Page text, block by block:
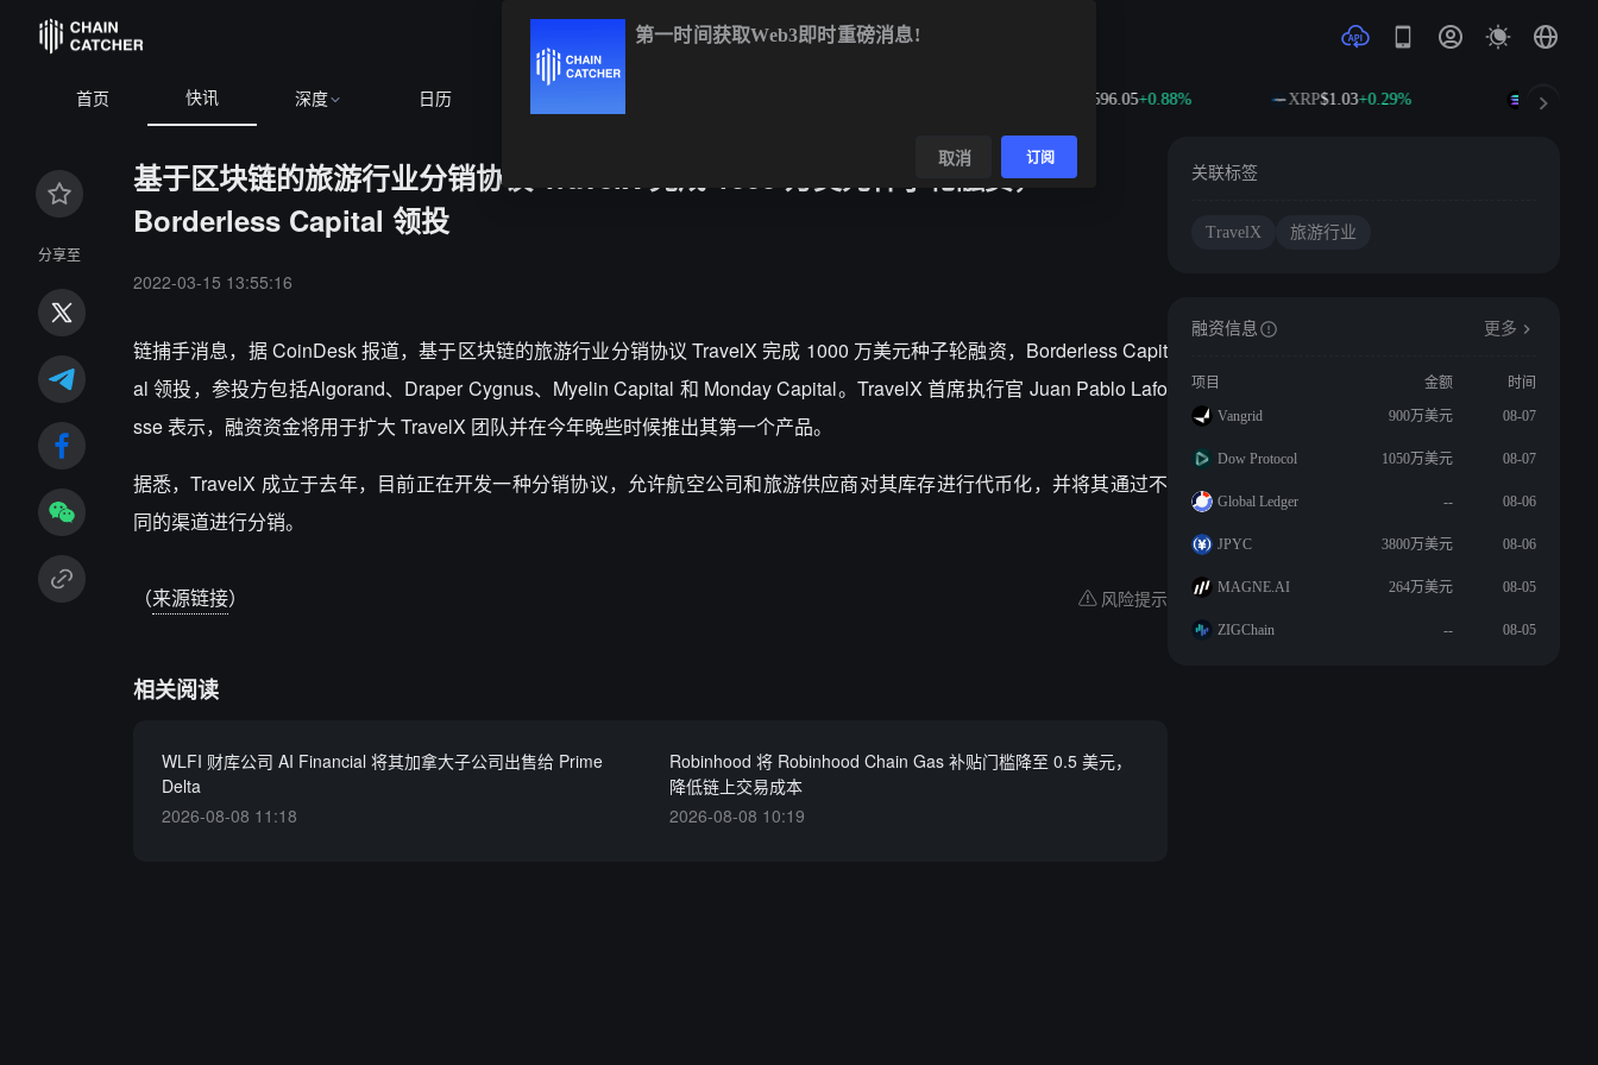
首页 快讯 深度 日历 $596.05+0.88% XRP$1.03+0.29% SOL$75.52
分享至
基于区块链的旅游行业分销协议 TravelX 完成 1000 万美元种子轮融资，
Borderless Capital 领投
2022-03-15 13:55:16
链捕手消息，据 CoinDesk 报道，基于区块链的旅游行业分销协议 TravelX 完成 1000 万美元种子轮融资，Borderless Capit
al 领投，参投方包括Algorand、Draper Cygnus、Myelin Capital 和 Monday Capital。TravelX 首席执行官 Juan Pablo Lafo
sse 表示，融资资金将用于扩大 TravelX 团队并在今年晚些时候推出其第一个产品。
据悉，TravelX 成立于去年，目前正在开发一种分销协议，允许航空公司和旅游供应商对其库存进行代币化，并将其通过不
同的渠道进行分销。
（来源链接） 风险提示
相关阅读
WLFI 财库公司 AI Financial 将其加拿大子公司出售给 Prime
Delta
2026-08-08 11:18
Robinhood 将 Robinhood Chain Gas 补贴门槛降至 0.5 美元，
降低链上交易成本
2026-08-08 10:19
关联标签
TravelX 旅游行业
融资信息 更多
项目 金额
时间
Vangrid
900万美元 08-07
Dow Protocol 1050万美元 08-07
Global Ledger -- 08-06
JPYC 3800万美元 08-06
MAGNE.AI 264万美元 08-05
ZIGChain -- 08-05
第一时间获取Web3即时重磅消息!
取消 订阅